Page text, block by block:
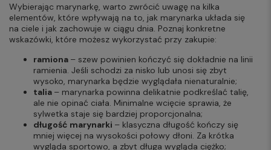
Wybierając marynarkę, warto zwrócić uwagę na kilka
elementów, które wpływają na to, jak marynarka układa się
na ciele i jak zachowuje w ciągu dnia. Poznaj konkretne
wskazówki, które możesz wykorzystać przy zakupie:
ramiona – szew powinien kończyć się dokładnie na linii
ramienia. Jeśli schodzi za nisko lub unosi się zbyt
wysoko, marynarka będzie wyglądała nienaturalnie;
talia – marynarka powinna delikatnie podkreślać talię,
ale nie opinać ciała. Minimalne wcięcie sprawia, że
sylwetka staje się bardziej proporcjonalna;
długość marynarki – klasyczna długość kończy się
mniej więcej na wysokości połowy dłoni. Za krótka
wygląda sportowo, a zbyt długa wygląda ciężko;